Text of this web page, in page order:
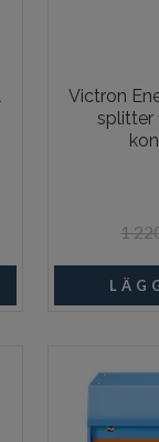
Victron
splitter
1